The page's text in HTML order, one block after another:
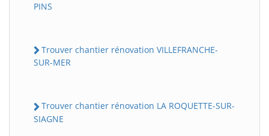
PINS
Trouver chantier rénovation VILLEFRANCHE-
SUR-MER
Trouver chantier rénovation LA ROQUETTE-SUR-
SIAGNE